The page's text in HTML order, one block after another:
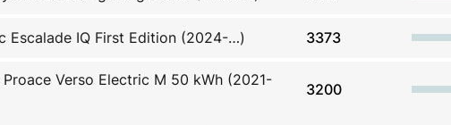
Escalade IQ First Edition (2024-…) 3373
Verso Electric M 50 kWh (2021-
3200